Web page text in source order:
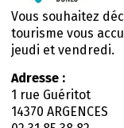
Vous souhaitez
tourisme vous
jeudi et vendredi.
Adresse :
1 rue Guéritot
14370 ARGENCES